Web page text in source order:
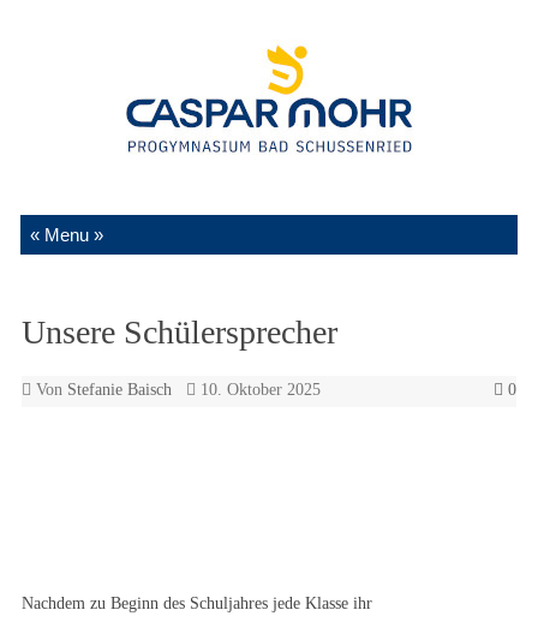
Zum Inhalt springen
Unsere Schülersprecher
Von Stefanie Baisch 10. Oktober 2025 0
Nachdem zu Beginn des Schuljahres jede Klasse ihr